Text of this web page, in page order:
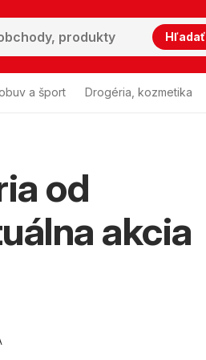
Hľadať
a šport Drogéria, kozmetika
od
akcia